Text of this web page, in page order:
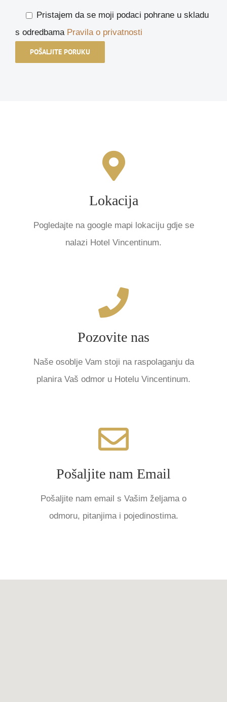
Pristajem da se moji podaci pohrane u skladu
s odredbama Pravila o privatnosti
Lokacija
Pogledajte na google mapi lokaciju gdje se
nalazi Hotel Vincentinum.
ADRESA
Vrapčanska 114, 10000 Zagreb, Hrvatska
POGLEDAJTE KARTU
Pozovite nas
Naše osoblje Vam stoji na raspolaganju da
planira Vaš odmor u Hotelu Vincentinum.
POZOVITE NAS !
Tel.: +385 1 4678 793
Pošaljite nam Email
Pošaljite nam email s Vašim željama o
odmoru, pitanjima i pojedinostima.
OČEKUJEMO VAŠU PORUKU
Email: info@vincentinum-zagreb.com
POŠALJITE EMAIL